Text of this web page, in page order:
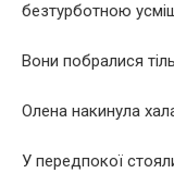
безтурботною
Вони побралися
Олена накинула
У передпокої